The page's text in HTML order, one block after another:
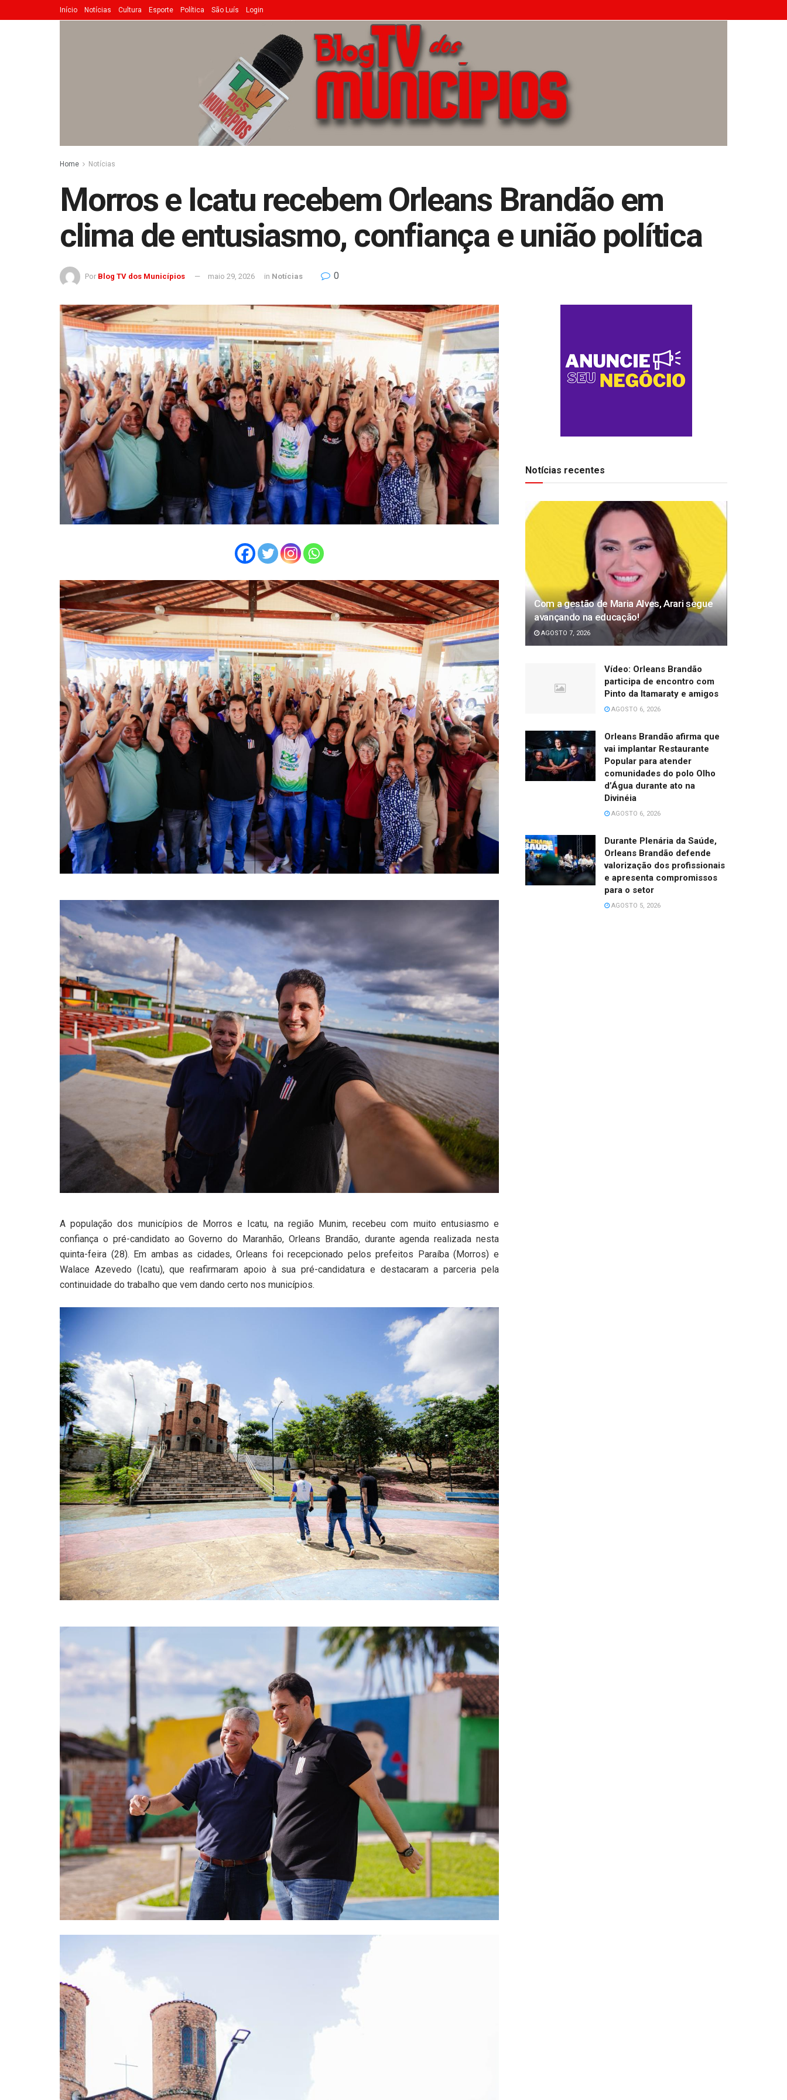
Início Notícias Cultura Esporte Política São Luís Login
Home Notícias
Morros e Icatu recebem Orleans Brandão em
clima de entusiasmo, confiança e união política
Por Blog TV dos Municípios maio 29, 2026 in Notícias 0
A população dos municípios de Morros e Icatu, na região Munim, recebeu com muito entusiasmo e
confiança o pré-candidato ao Governo do Maranhão, Orleans Brandão, durante agenda realizada nesta
quinta-feira (28). Em ambas as cidades, Orleans foi recepcionado pelos prefeitos Paraíba (Morros) e
Walace Azevedo (Icatu), que reafirmaram apoio à sua pré-candidatura e destacaram a parceria pela
continuidade do trabalho que vem dando certo nos municípios.
Notícias recentes
Com a gestão de Maria Alves, Arari segue
avançando na educação!
AGOSTO 7, 2026
Vídeo: Orleans Brandão
participa de encontro com
Pinto da Itamaraty e amigos
AGOSTO 6, 2026
Orleans Brandão afirma que
vai implantar Restaurante
Popular para atender
comunidades do polo Olho
d’Água durante ato na
Divinéia
AGOSTO 6, 2026
Durante Plenária da Saúde,
Orleans Brandão defende
valorização dos profissionais
e apresenta compromissos
para o setor
AGOSTO 5, 2026